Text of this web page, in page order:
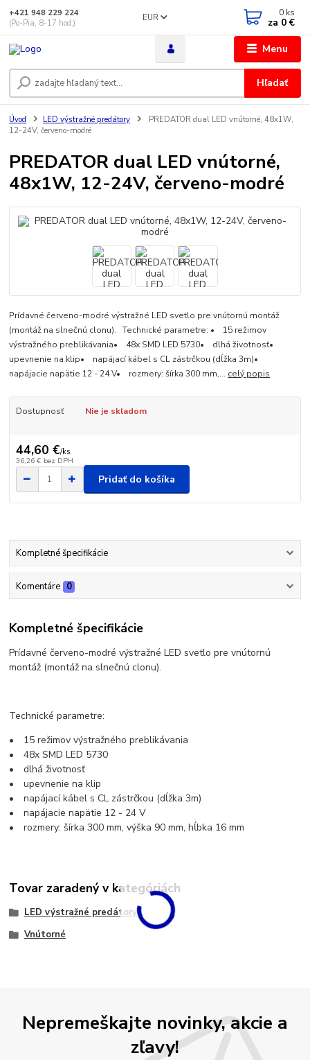
Menu
EUR
Hľadať
+421 948 229 224
(Po-Pia, 8-17 hod.)
0 ks
za 0 €
Úvod LED výstražné predátory
PREDATOR dual LED vnútorné, 48x1W,
12-24V, červeno-modré
PREDATOR dual LED vnútorné,
48x1W, 12-24V, červeno-modré
Prídavné červeno-modré výstražné LED svetlo pre vnútornú montáž
(montáž na slnečnú clonu). Technické parametre: • 15 režimov
výstražného preblikávania• 48x SMD LED 5730• dlhá životnosť•
upevnenie na klip• napájací kábel s CL zástrčkou (dĺžka 3m)•
napájacie napätie 12 - 24 V• rozmery: šírka 300 mm,... celý popis
Dostupnosť Nie je skladom
44,60 €/ks
36,26 € bez DPH
Pridať do košíka
Kompletné špecifikácie
Komentáre 0
Kompletné špecifikácie
Prídavné červeno-modré výstražné LED svetlo pre vnútornú
montáž (montáž na slnečnú clonu).
Technické parametre:
• 15 režimov výstražného preblikávania
• 48x SMD LED 5730
• dlhá životnosť
• upevnenie na klip
• napájací kábel s CL zástrčkou (dĺžka 3m)
• napájacie napätie 12 - 24 V
• rozmery: šírka 300 mm, výška 90 mm, hĺbka 16 mm
Tovar zaradený v kategóriách
LED výstražné predátory
Vnútorné
Nepremeškajte novinky, akcie a
zľavy!